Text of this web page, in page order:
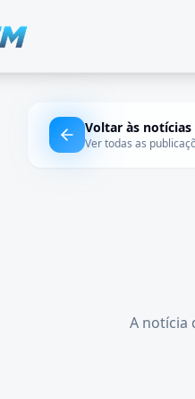
Voltar às notícias
Ver todas as
A notícia